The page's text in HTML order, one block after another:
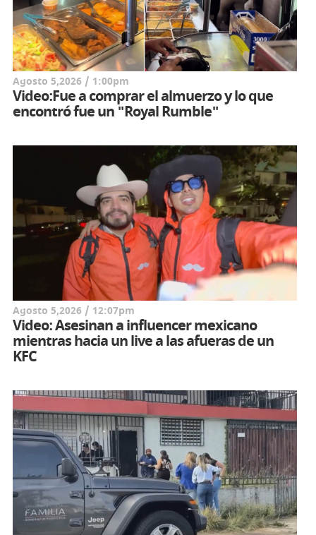
Agosto 5,2026 / 1:00pm
Video:Fue a comprar el almuerzo y lo que
encontró fue un "Royal Rumble"
Agosto 5,2026 / 12:07pm
Video: Asesinan a influencer mexicano
mientras hacia un live a las afueras de un
KFC